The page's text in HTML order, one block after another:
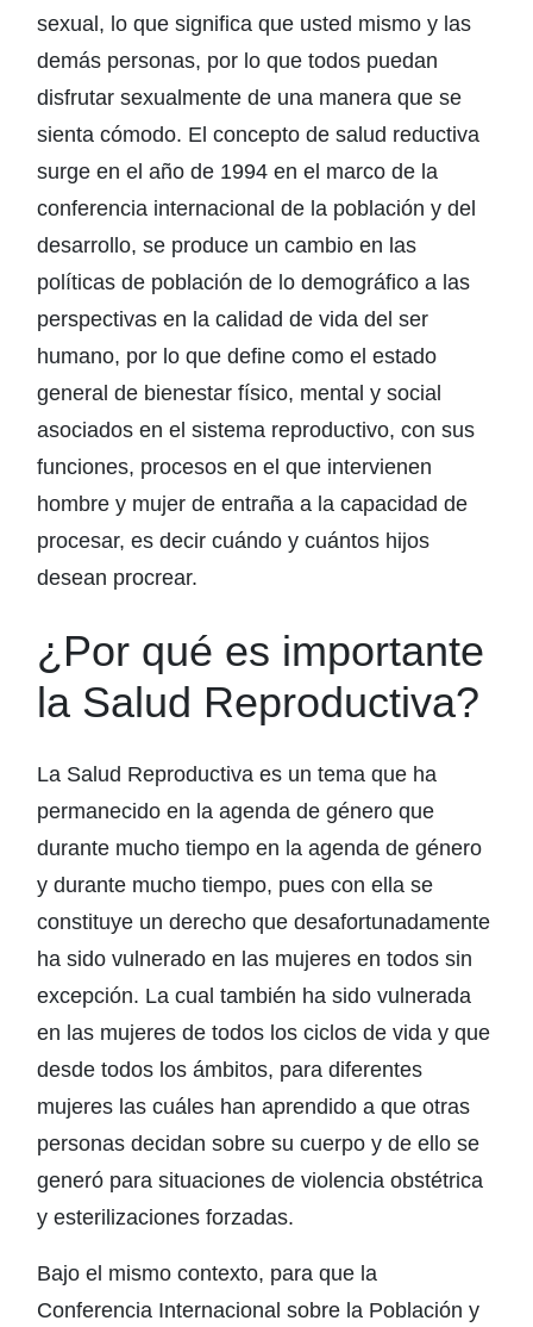
sexual, lo que significa que usted mismo y las
demás personas, por lo que todos puedan
disfrutar sexualmente de una manera que se
sienta cómodo. El concepto de salud reductiva
surge en el año de 1994 en el marco de la
conferencia internacional de la población y del
desarrollo, se produce un cambio en las
políticas de población de lo demográfico a las
perspectivas en la calidad de vida del ser
humano, por lo que define como el estado
general de bienestar físico, mental y social
asociados en el sistema reproductivo, con sus
funciones, procesos en el que intervienen
hombre y mujer de entraña a la capacidad de
procesar, es decir cuándo y cuántos hijos
desean procrear.
¿Por qué es importante
la Salud Reproductiva?
La Salud Reproductiva es un tema que ha
permanecido en la agenda de género que
durante mucho tiempo en la agenda de género
y durante mucho tiempo, pues con ella se
constituye un derecho que desafortunadamente
ha sido vulnerado en las mujeres en todos sin
excepción. La cual también ha sido vulnerada
en las mujeres de todos los ciclos de vida y que
desde todos los ámbitos, para diferentes
mujeres las cuáles han aprendido a que otras
personas decidan sobre su cuerpo y de ello se
generó para situaciones de violencia obstétrica
y esterilizaciones forzadas.
Bajo el mismo contexto, para que la
Conferencia Internacional sobre la Población y